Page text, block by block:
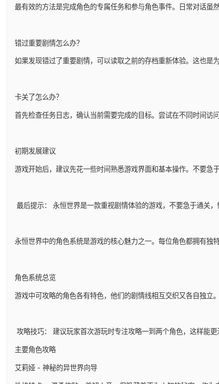
最有效的方法是完成角色的专属任务和参与角色事件。日常对话
错过重要剧情怎么办？
如果发现错过了重要剧情，可以读取之前的存档重新体验。这也
卡关了怎么办？
首先检查任务日志，确认当前需要完成的目标。尝试在不同时间
初期发展建议
游戏开始后，建议先花一些时间熟悉游戏界面和基本操作。不要
最后提示： 永恒世界是一款重视剧情体验的游戏，不要急于通关
永恒世界中的角色系统是游戏的核心魅力之一。每位角色都拥有
角色系统总览
游戏中可攻略的角色各有特色，他们的剧情线相互交织又各自独
攻略技巧： 建议玩家首次游玩时专注攻略一到两个角色，这样能
主要角色攻略
艾莉娅 - 神秘的异世界向导